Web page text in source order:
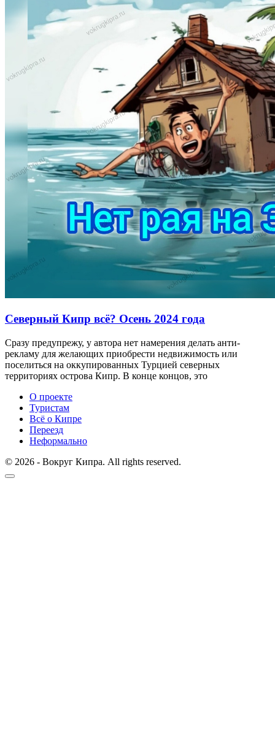
Северный Кипр всё? Осень 2024 года
Сразу предупрежу, у автора нет намерения делать анти-
рекламу для желающих приобрести недвижимость или
поселиться на оккупированных Турцией северных
территориях острова Кипр. В конце концов, это
О проекте
Туристам
Всё о Кипре
Переезд
Неформально
© 2026 - Вокруг Кипра. All rights reserved.